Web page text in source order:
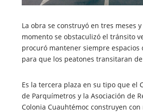
La obra se construyó en tres meses
momento se obstaculizó el tránsito
procuró mantener siempre espacios
para que los peatones transitaran
Es la tercera plaza en su tipo que el
de Parquímetros y la Asociación de
Colonia Cuauhtémoc construyen